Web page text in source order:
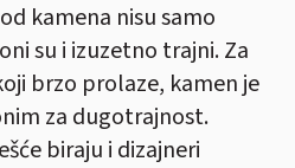
kamena nisu samo
su i izuzetno trajni. Za
brzo prolaze, kamen je
za dugotrajnost.
biraju i dizajneri